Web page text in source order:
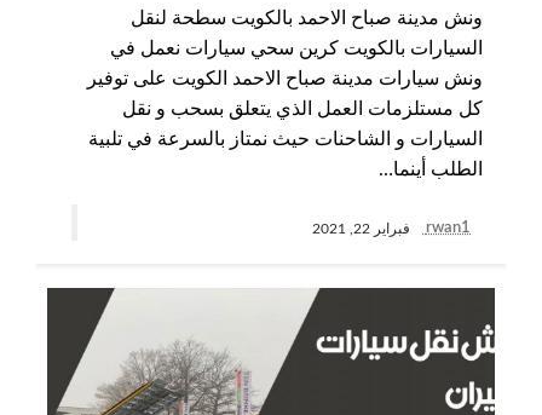
ونش مدينة صباح الاحمد بالكويت سطحة لنقل
السيارات بالكويت كرين سحي سيارات نعمل في
ونش سيارات مدينة صباح الاحمد الكويت على توفير
كل مستلزمات العمل الذي يتعلق بسحب و نقل
السيارات و الشاحنات حيث نمتاز بالسرعة في تلبية
الطلب أينما…
rwan1 فبراير 22, 2021